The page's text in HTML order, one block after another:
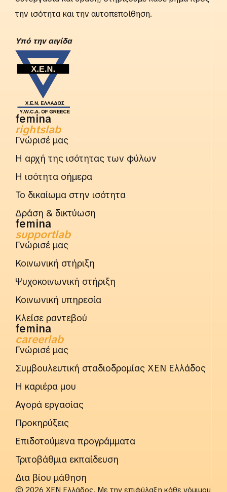
την ισότητα και την αυτοπεποίθηση.
Yπό την αιγίδα
femina
rightslab
Γνώρισέ μας
Η αρχή της ισότητας των φύλων
Η ισότητα σήμερα
Το δικαίωμα στην ισότητα
Δράση & δικτύωση
femina
supportlab
Γνώρισέ μας
Κοινωνική στήριξη
Ψυχοκοινωνική στήριξη
Κοινωνική υπηρεσία
Κλείσε ραντεβού
femina
careerlab
Γνώρισέ μας
Συμβουλευτική σταδιοδρομίας ΧΕΝ Ελλάδος
Η καριέρα μου
Αγορά εργασίας
Προκηρύξεις
Επιδοτούμενα προγράμματα
Τριτοβάθμια εκπαίδευση
Δια βίου μάθηση
© 2026 ΧΕΝ Ελλάδος. Με την επιφύλαξη κάθε νόμιμου